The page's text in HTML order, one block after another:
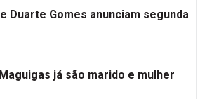
Duarte Gomes anunciam segunda
já são marido e mulher